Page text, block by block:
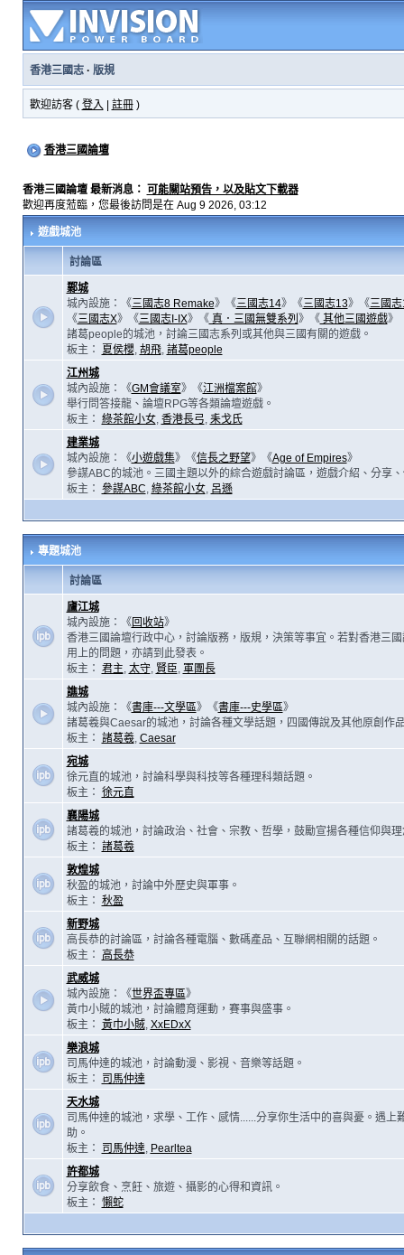
香港三國志· 版規
歡迎訪客 ( 登入 註冊)
香港三國論壇
香港三國論壇 最新消息： 可能關站預告，以及貼文下載器
歡迎再度蒞臨，您最後訪問是在 Aug 9 2026, 03:12
遊戲城池
討論區
鄴城
城內設施：《三國志8 Remake》《三國志14》《三國志13》《三國
《三國志X》《三國志I-IX》《真．三國無雙系列 》《其他三國遊戲》
諸葛people的城池，討論三國志系列或其他與三國有關的遊戲。
板主：
夏侯櫻, 胡飛, 諸葛people
江州城
城內設施：《GM會議室》《江洲檔案館》
舉行問答接龍、論壇RPG等各類論壇遊戲。
板主： 綠茶館小女, 香港長弓, 耒戈氏
建業城
城內設施：《小遊戲集》《信長之野望》《Age of Empires》
參謀ABC的城池。三國主題以外的綜合遊戲討論區，遊戲介紹、分享
板主： 參謀ABC, 綠茶館小女, 呂遜
專題城池
討論區
廬江城
城內設施：《回收站》
香港三國論壇行政中心，討論版務，版規，決策等事宜。若對香港三
用上的問題，亦請到此發表。
板主： 君主, 太守, 賢臣, 軍團長
譙城
城內設施：《書庫---文學區》《書庫---史學區》
諸葛羲與Caesar的城池，討論各種文學話題，四國傳說及其他原創作
板主： 諸葛羲, Caesar
宛城
徐元直的城池，討論科學與科技等各種理科類話題。
板主： 徐元直
襄陽城
諸葛羲的城池，討論政治、社會、宗教、哲學，鼓勵宣揚各種信仰與理
板主： 諸葛羲
敦煌城
秋盈的城池，討論中外歷史與軍事。
板主： 秋盈
新野城
高長恭的討論區，討論各種電腦、數碼產品、互聯網相關的話題。
板主：
高長恭
武威城
城內設施：《世界盃專區》
黃巾小賊的城池，討論體育運動，賽事與盛事。
板主： 黃巾小賊, XxEDxX
樂浪城
司馬仲達的城池，討論動漫、影視、音樂等話題。
板主：
司馬仲達
天水城
司馬仲達的城池，求學、工作、感情......分享你生活中的喜與憂。遇上
助。
板主：
司馬仲達, Pearltea
許都城
分享飲食、烹飪、旅遊、攝影的心得和資訊。
板主： 懶蛇